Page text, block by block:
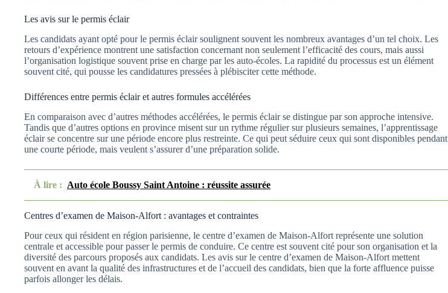
Les avis sur le permis éclair
Les candidats ayant opté pour le permis éclair soulignent souvent les nombreux avantages d’un tel choix. Les
retours d’expérience montrent une satisfaction concernant non seulement l’efficacité des cours, mais aussi
l’organisation logistique souvent prise en charge par les auto-écoles. La rapidité du processus est un élément
souvent cité, qui pousse les candidatures pressées à plébisciter cette méthode.
Différences entre permis éclair et autres formules accélérées
En comparaison avec d’autres méthodes accélérées, le permis éclair se distingue par son approche intensive.
Tandis que d’autres options en province misent sur un rythme régulier sur plusieurs semaines, l’apprentissage
éclair se concentre sur une période encore plus restreinte. Ce qui peut séduire ceux qui sont disponibles pendant
une courte période, mais veulent s’assurer d’une préparation solide.
À lire : Auto école Boussy Saint Antoine : réussite assurée
Centres d’examen de Maison-Alfort : avantages et contraintes
Pour ceux qui résident en région parisienne, le centre d’examen de Maison-Alfort représente une solution
centrale et accessible pour passer le permis de conduire. Ce centre est souvent cité pour son organisation et la
diversité des parcours proposés aux candidats. Les avis sur le centre d’examen de Maison-Alfort mettent
souvent en avant la qualité des infrastructures et de l’accueil des candidats, bien que la forte affluence puisse
parfois allonger les délais.